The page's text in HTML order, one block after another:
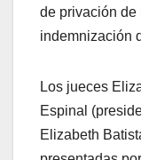
de privación de
indemnización
Los jueces
Espinal
Elizabeth